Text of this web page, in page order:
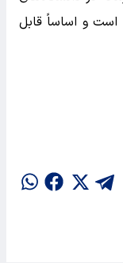
و اساساً قابل